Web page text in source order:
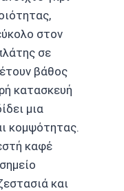
στον
σε
βάθος
κατασκευή
μια
κομψότητας.
καφέ
και